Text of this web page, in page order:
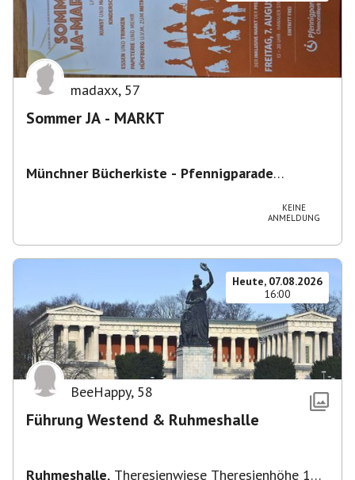
madaxx, 57
Sommer JA - MARKT
Münchner Bücherkiste - Pfennigparade
KEINE
ANMELDUNG
Heute, 07.08.2026
16:00
BeeHappy, 58
Führung Westend & Ruhmeshalle
Ruhmeshalle, Theresienwiese Theresienhöhe 16,